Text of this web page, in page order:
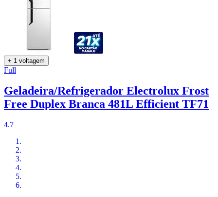
+ 1 voltagem
Full
Geladeira/Refrigerador Electrolux Frost
Free Duplex Branca 481L Efficient TF71
4.7